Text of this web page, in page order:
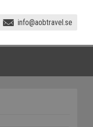
info@aobtravel.se